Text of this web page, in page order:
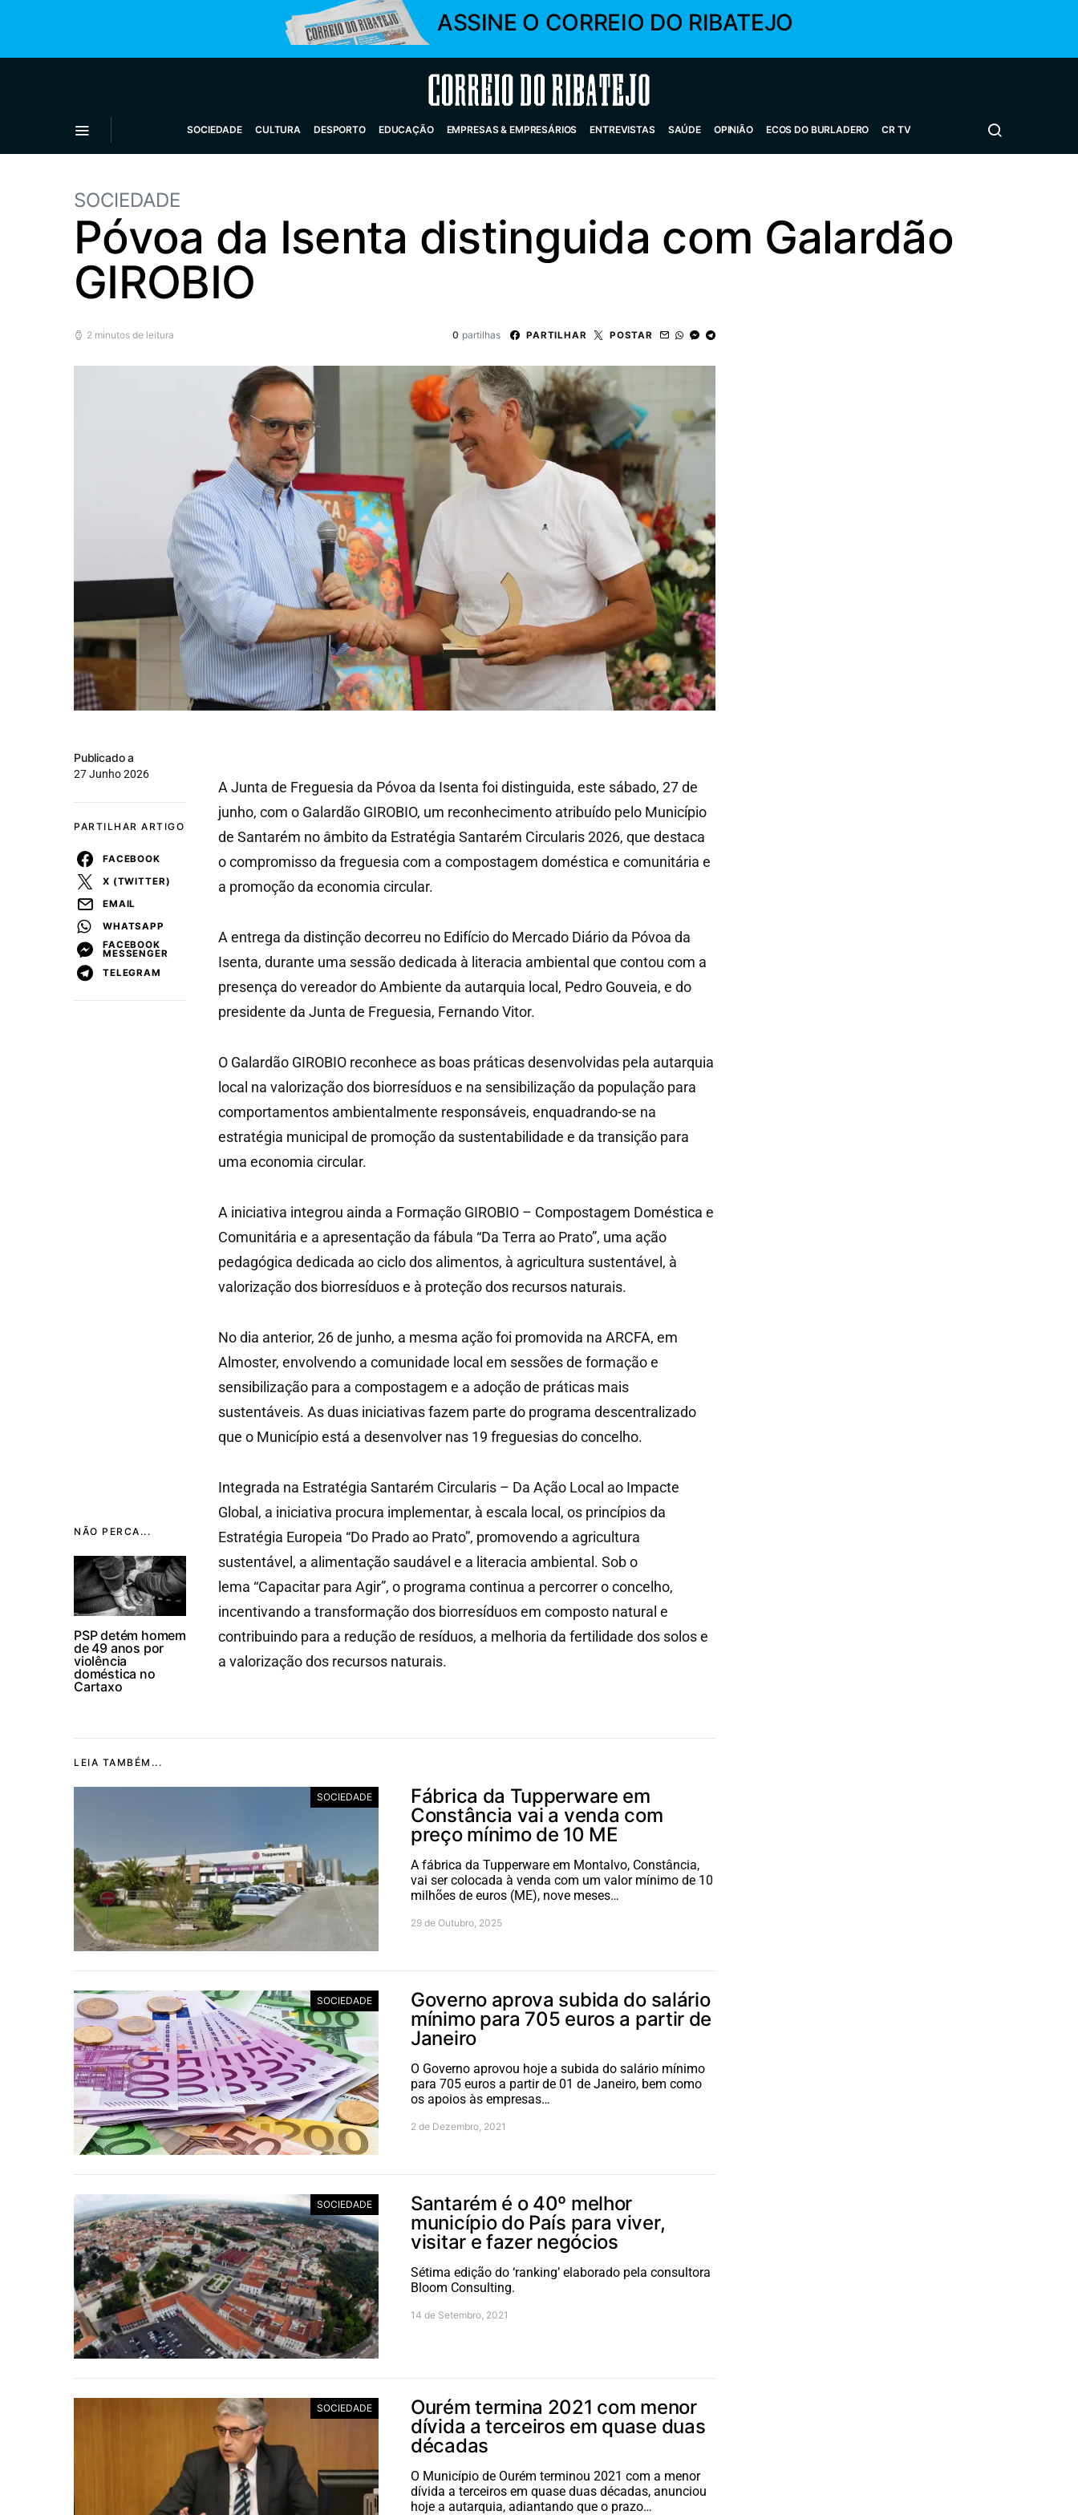
ASSINE O CORREIO DO RIBATEJO
Correio do Ribatejo
SOCIEDADE CULTURA DESPORTO EDUCAÇÃO EMPRESAS & EMPRESÁRIOS ENTREVISTAS SAÚDE OPINIÃO ECOS DO BURLADERO CR TV
SOCIEDADE
Póvoa da Isenta distinguida com Galardão
GIROBIO
2 minutos de leitura 0 partilhas PARTILHAR POSTAR
NÃO PERCA...
PSP detém homem
de 49 anos por
violência
doméstica no
Cartaxo
Publicado a
27 Junho 2026
PARTILHAR ARTIGO
FACEBOOK
X (TWITTER)
EMAIL
WHATSAPP
FACEBOOK
MESSENGER
TELEGRAM
A Junta de Freguesia da Póvoa da Isenta foi distinguida, este sábado, 27 de
junho, com o Galardão GIROBIO, um reconhecimento atribuído pelo Município
de Santarém no âmbito da Estratégia Santarém Circularis 2026, que destaca
o compromisso da freguesia com a compostagem doméstica e comunitária e
a promoção da economia circular.
A entrega da distinção decorreu no Edifício do Mercado Diário da Póvoa da
Isenta, durante uma sessão dedicada à literacia ambiental que contou com a
presença do vereador do Ambiente da autarquia local, Pedro Gouveia, e do
presidente da Junta de Freguesia, Fernando Vitor.
O Galardão GIROBIO reconhece as boas práticas desenvolvidas pela autarquia
local na valorização dos biorresíduos e na sensibilização da população para
comportamentos ambientalmente responsáveis, enquadrando-se na
estratégia municipal de promoção da sustentabilidade e da transição para
uma economia circular.
A iniciativa integrou ainda a Formação GIROBIO – Compostagem Doméstica e
Comunitária e a apresentação da fábula “Da Terra ao Prato”, uma ação
pedagógica dedicada ao ciclo dos alimentos, à agricultura sustentável, à
valorização dos biorresíduos e à proteção dos recursos naturais.
No dia anterior, 26 de junho, a mesma ação foi promovida na ARCFA, em
Almoster, envolvendo a comunidade local em sessões de formação e
sensibilização para a compostagem e a adoção de práticas mais
sustentáveis. As duas iniciativas fazem parte do programa descentralizado
que o Município está a desenvolver nas 19 freguesias do concelho.
Integrada na Estratégia Santarém Circularis – Da Ação Local ao Impacte
Global, a iniciativa procura implementar, à escala local, os princípios da
Estratégia Europeia “Do Prado ao Prato”, promovendo a agricultura
sustentável, a alimentação saudável e a literacia ambiental. Sob o
lema “Capacitar para Agir”, o programa continua a percorrer o concelho,
incentivando a transformação dos biorresíduos em composto natural e
contribuindo para a redução de resíduos, a melhoria da fertilidade dos solos e
a valorização dos recursos naturais.
LEIA TAMBÉM...
SOCIEDADE
Fábrica da Tupperware em
Constância vai a venda com
preço mínimo de 10 ME
A fábrica da Tupperware em Montalvo, Constância,
vai ser colocada à venda com um valor mínimo de 10
milhões de euros (ME), nove meses…
29 de Outubro, 2025
SOCIEDADE
Governo aprova subida do salário
mínimo para 705 euros a partir de
Janeiro
O Governo aprovou hoje a subida do salário mínimo
para 705 euros a partir de 01 de Janeiro, bem como
os apoios às empresas…
2 de Dezembro, 2021
SOCIEDADE
Santarém é o 40º melhor
município do País para viver,
visitar e fazer negócios
Sétima edição do ‘ranking’ elaborado pela consultora
Bloom Consulting.
14 de Setembro, 2021
SOCIEDADE
Ourém termina 2021 com menor
dívida a terceiros em quase duas
décadas
O Município de Ourém terminou 2021 com a menor
dívida a terceiros em quase duas décadas, anunciou
hoje a autarquia, adiantando que o prazo…